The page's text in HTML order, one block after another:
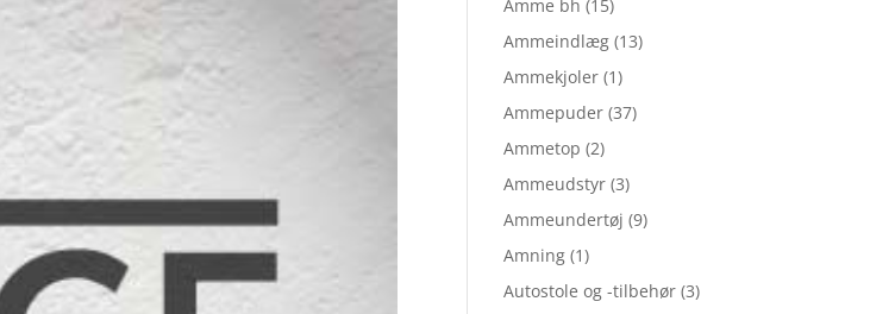
Amme bh (15)
Ammeindlæg (13)
Ammekjoler (1)
Ammepuder (37)
Ammetop (2)
Ammeudstyr (3)
Ammeundertøj (9)
Amning (1)
Autostole og -tilbehør (3)